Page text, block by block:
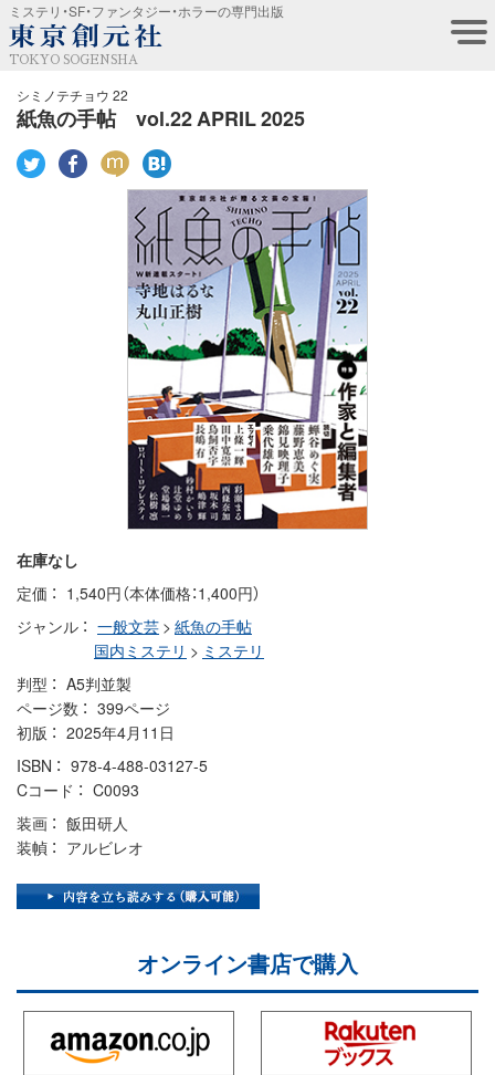
ミステリ・SF・ファンタジー・ホラーの専門出版
TOKYO SOGENSHA
シミノテチョウ 22
紙魚の手帖 vol.22 APRIL 2025
在庫なし
定価
1,540円（本体価格：1,400円）
ジャンル
一般文芸 > 紙魚の手帖
国内ミステリ > ミステリ
判型
A5判並製
ページ数
399ページ
初版
2025年4月11日
ISBN
978-4-488-03127-5
Cコード
C0093
装画
飯田研人
装幀
アルビレオ
オンライン書店で購入